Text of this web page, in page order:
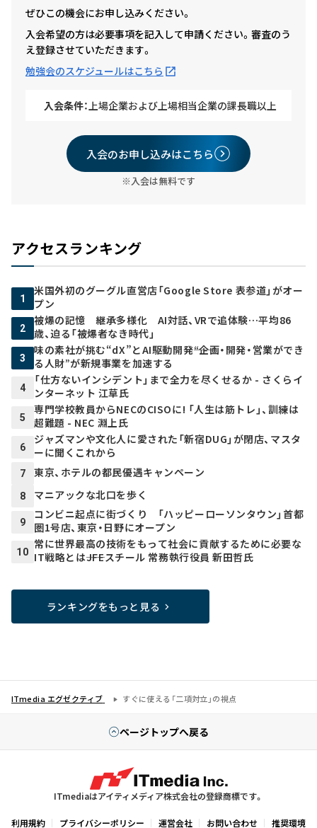
ぜひこの機会にお申し込みください。
入会希望の方は必要事項を記入して申請ください。審査のう
え登録させていただきます。
勉強会のスケジュールはこちら
入会条件：上場企業および上場相当企業の課長職以上
入会のお申し込みはこちら
※入会は無料です
アクセスランキング
1
米国外初のグーグル直営店「Google Store 表参道」がオー
プン
2
被爆の記憶 継承多様化 AI対話、VRで追体験…平均86
歳、迫る「被爆者なき時代」
3
味の素社が挑む“dX”とAI駆動開発――“企画・開発・営業ができ
る人財”が新規事業を加速する
4
「仕方ないインシデント」まで全力を尽くせるか - さくらイ
ンターネット 江草氏
5
専門学校教員からNECのCISOに! 「人生は筋トレ」、訓練は
超難題 - NEC 淵上氏
6
ジャズマンや文化人に愛された「新宿DUG」が閉店、マスタ
ーに聞くこれから
7 東京、ホテルの都民優遇キャンペーン
8 マニアックな北口を歩く
9
コンビニ起点に街づくり 「ハッピーローソンタウン」首都
圏1号店、東京・日野にオープン
10
常に世界最高の技術をもって社会に貢献するために必要な
IT戦略とは――JFEスチール 常務執行役員 新田哲氏
ランキングをもっと見る
ITmedia エグゼクティブ すぐに使える「二項対立」の視点
ページトップへ戻る
ITmediaはアイティメディア株式会社の登録商標です。
利用規約 プライバシーポリシー 運営会社 お問い合わせ 推奨環境